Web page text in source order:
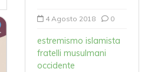
4 Agosto 2018 0
estremismo islamista
fratelli musulmani
occidente